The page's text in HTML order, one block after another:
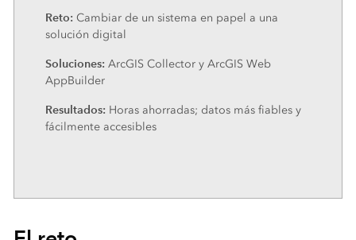
Reto: Cambiar de un sistema en papel a una
solución digital
Soluciones: ArcGIS Collector y ArcGIS Web
AppBuilder
Resultados: Horas ahorradas; datos más fiables y
fácilmente accesibles